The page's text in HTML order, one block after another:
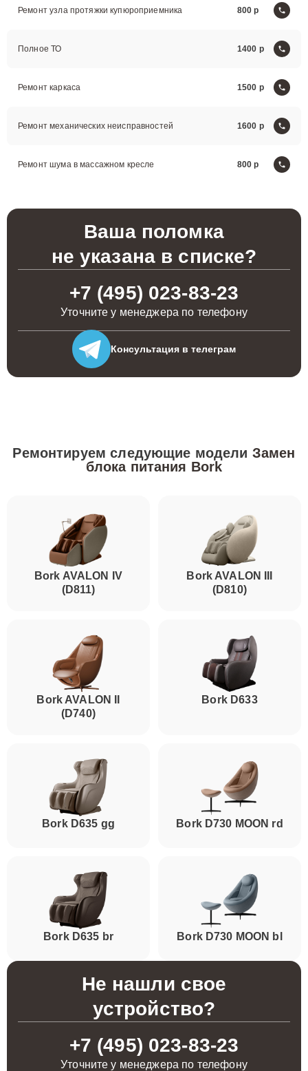
Ремонт узла протяжки купюроприемника 800
Полное ТО 1400
Ремонт каркаса 1500
Ремонт механических неисправностей 1600
Ремонт шума в массажном кресле 800
Ваша поломка
не указана в списке?
+7 (495) 023-83-23
Уточните у менеджера по телефону
Консультация в телеграм
Ремонтируем следующие модели Замен
блока питания Bork
Bork AVALON IV
(D811)
Bork AVALON III
(D810)
Bork AVALON II
(D740)
Bork D633
Bork D635 gg Bork D730 MOON rd
Bork D635 br Bork D730 MOON bl
Не нашли свое
устройство?
+7 (495) 023-83-23
Уточните у менеджера по телефону